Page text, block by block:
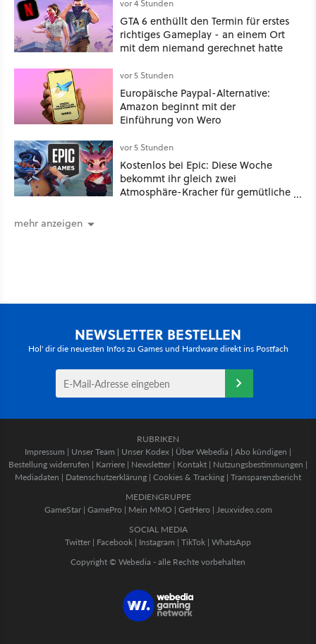
vor 4 Stunden
GTA 6 enthüllt den Termin für erstes
richtiges Gameplay - an einem Ort
mit dem niemand gerechnet hatte
vor 5 Stunden
Europäische Paypal-Alternative:
Amazon beginnt mit der
Einführung von Wero
vor 5 Stunden
Kostenlos bei Epic: Diese Woche
bekommt ihr gleich zwei
Atmosphäre-Kracher für gemütliche
mehr anzeigen
NEWSLETTER BESTELLEN
Hol' dir die neuesten Infos zu Games und Hardware direkt ins Postfach
RUBRIKEN
Impressum | Unser Team | Unser Kodex | Über Webedia | Abo kündigen |
Bestellung widerrufen | Karriere | Newsletter | Kontakt | Nutzungsbestimmungen |
Mediadaten | Datenschutzerklärung | Cookies & Tracking | Transparenzbericht
MEDIENGRUPPE
GameStar| GamePro | Mein MMO | GetHero | Jeuxvideo.com
SOCIAL MEDIA
Twitter | Facebook | Instagram | TikTok | WhatsApp
Copyright © Webedia - alle Rechte vorbehalten